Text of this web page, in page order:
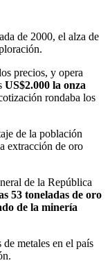
de 2000, el alza de
precios, y opera
US$2.000 la onza
rondaba los
de la población
extracción de oro
de la República
53 toneladas de oro
de la minería
metales en el país